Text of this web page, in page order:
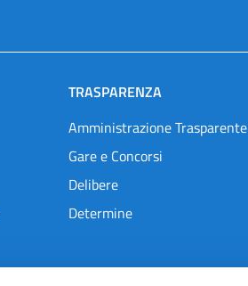
TRASPARENZA
Amministrazione Trasparente
Gare e Concorsi
Delibere
Determine